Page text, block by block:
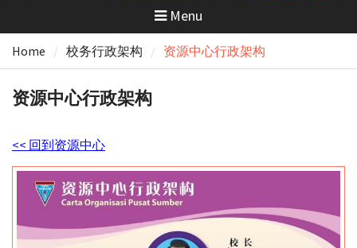
Menu
Home 校务行政架构 资源中心行政架构
资源中心行政架构
<< 回到资源中心